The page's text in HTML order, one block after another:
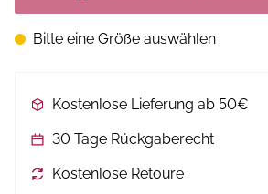
Bitte eine Größe auswählen
Kostenlose Lieferung ab 50€
30 Tage Rückgaberecht
Kostenlose Retoure